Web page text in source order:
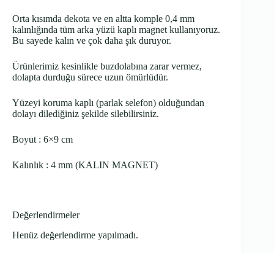
Orta kısımda dekota ve en altta komple 0,4 mm
kalınlığında tüm arka yüzü kaplı magnet kullanıyoruz.
Bu sayede kalın ve çok daha şık duruyor.
Ürünlerimiz kesinlikle buzdolabına zarar vermez,
dolapta durduğu sürece uzun ömürlüdür.
Yüzeyi koruma kaplı (parlak selefon) olduğundan
dolayı dilediğiniz şekilde silebilirsiniz.
Boyut : 6×9 cm
Kalınlık : 4 mm (KALIN MAGNET)
Değerlendirmeler
Henüz değerlendirme yapılmadı.